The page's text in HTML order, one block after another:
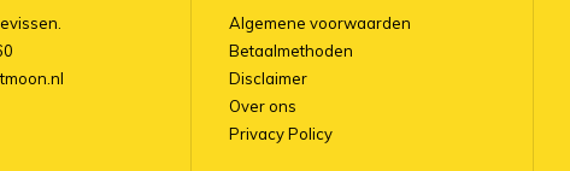
Algemene voorwaarden
Betaalmethoden
Disclaimer
Over ons
Privacy Policy